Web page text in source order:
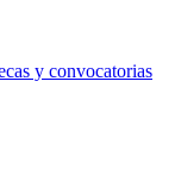
y convocatorias